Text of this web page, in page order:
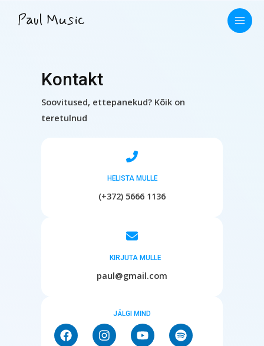
Paul Music
Main
Kontakt
Soovitused, ettepanekud? Kõik on
teretulnud
HELISTA MULLE
(+372) 5666 1136
KIRJUTA MULLE
paul@gmail.com
JÄLGI MIND